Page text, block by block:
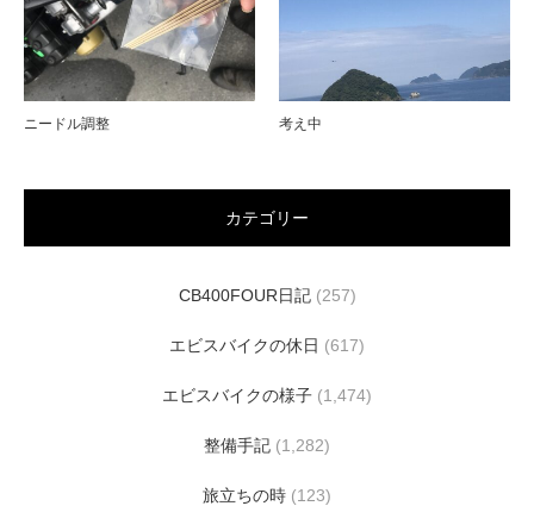
ニードル調整 考え中
カテゴリー
CB400FOUR日記(257)
エビスバイクの休日 (617)
エビスバイクの様子 (1,474)
整備手記 (1,282)
旅立ちの時 (123)